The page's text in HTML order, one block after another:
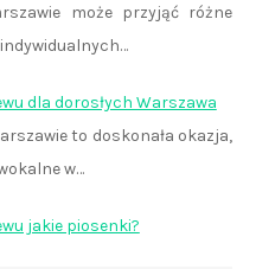
może przyjąć różne
dla dorosłych Warszawa
to doskonała okazja,
w…
jakie piosenki?